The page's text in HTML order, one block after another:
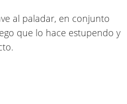
al paladar, en conjunto
que lo hace estupendo y